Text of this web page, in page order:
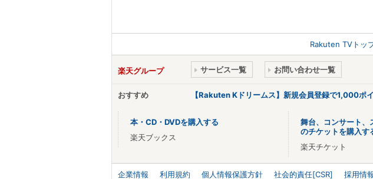
Rakuten TVトッ
楽天グループ サービス一覧 お問い合わせ一覧
おすすめ 【Rakuten Kドリームス】新規会員登録で1,000ポ
本・CD・DVDを購入する
楽天ブックス
舞台、コンサート、
のチケットを購入す
楽天チケット
企業情報 利用規約 個人情報保護方針 社会的責任[CSR] 採用情